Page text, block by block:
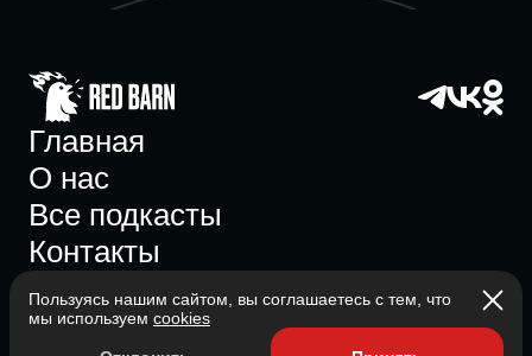
Главная
О нас
Все подкасты
Контакты
Пользуясь нашим сайтом, вы соглашаетесь с тем, что
мы используем cookies